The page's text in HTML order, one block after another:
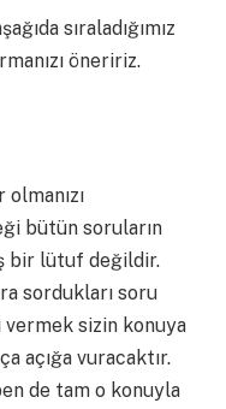
sıraladığımız
öneririz.
bütün soruların
bir lütuf değildir.
sordukları soru
vermek sizin konuya
açığa vuracaktır.
de tam o konuyla